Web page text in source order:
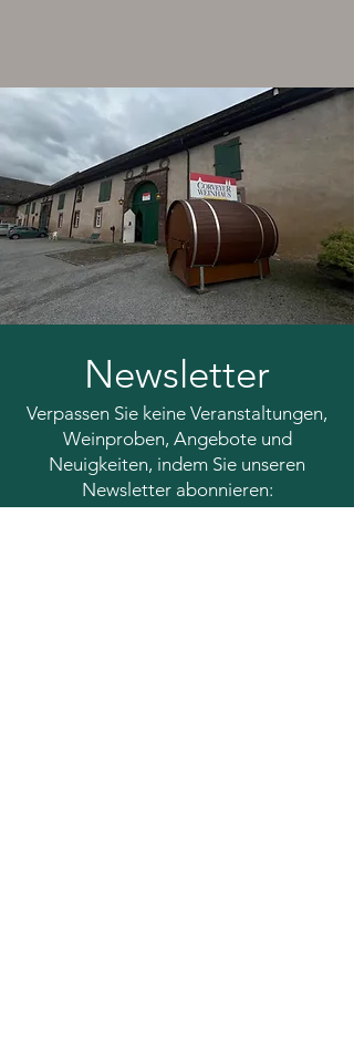
Newsletter
Verpassen Sie keine Veranstaltungen,
Weinproben, Angebote und
Neuigkeiten, indem Sie unseren
Newsletter abonnieren: